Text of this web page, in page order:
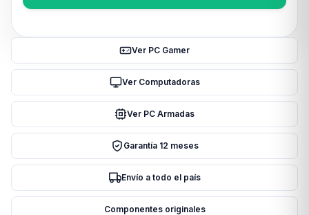
3200MHz
1
Ver PC Gamer
Ver Computadoras
Ver PC Armadas
Garantía 12 meses
Envío a todo el país
Componentes originales